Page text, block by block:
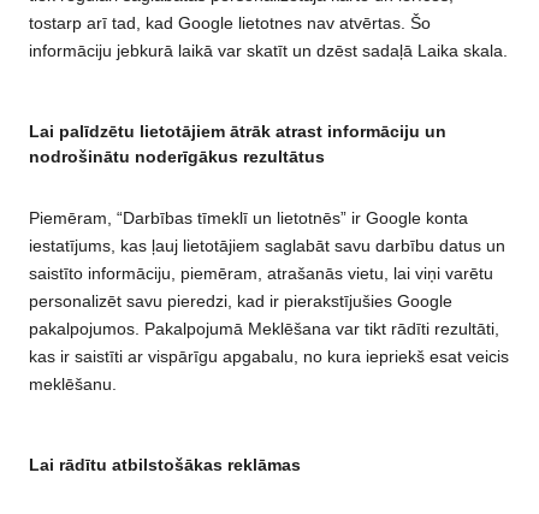
tostarp arī tad, kad Google lietotnes nav atvērtas. Šo
informāciju jebkurā laikā var skatīt un dzēst sadaļā Laika skala.
Lai palīdzētu lietotājiem ātrāk atrast informāciju un
nodrošinātu noderīgākus rezultātus
Piemēram, “Darbības tīmeklī un lietotnēs” ir Google konta
iestatījums, kas ļauj lietotājiem saglabāt savu darbību datus un
saistīto informāciju, piemēram, atrašanās vietu, lai viņi varētu
personalizēt savu pieredzi, kad ir pierakstījušies Google
pakalpojumos. Pakalpojumā Meklēšana var tikt rādīti rezultāti,
kas ir saistīti ar vispārīgu apgabalu, no kura iepriekš esat veicis
meklēšanu.
Lai rādītu atbilstošākas reklāmas